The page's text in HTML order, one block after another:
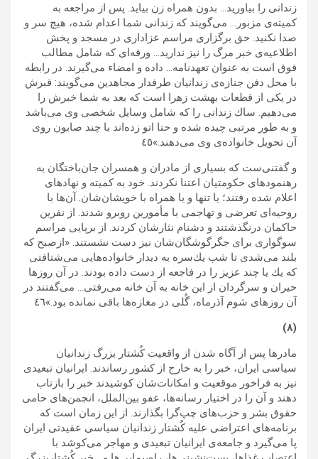
زندانى را بياوريد… بدون همراه زن بيايد. پس از مراجعه به
كميته‌ى مزبور… مى‌گويند كه زندانى شما اعدام شده، هيچ سر و
صدا نكنيد. حق برگزارى مراسم عزادارى در مسجد و پخش
اطلاعيه‌ى خبر مرگ را نيز نداريد… ورقه‌اى كه شامل مطالب
فوق است به عنوان تعهدنامه… داده و امضاء مى‌گيرند. در رابطه
با محل دفن جنازه‌ى زندانيان طرفدار مجاهدين مى‌گويند: قبرش
در يكى از قطعات بهشت زهرا است كه بعد به شما خبرش را
مى‌دهيم. ساك زندانى را كه شامل وسايل شخصى وى مى‌باشد
و به طور مرتبى چيده شده و حتا اتو زده‌اند با چند صابون روى
آن تحويل خانواده‌ى وى مى‌دهند.»٤٥
و گفتنى‌ست كه بسيارى از مادران و همسران جان‌باختگان به
رهنمودهاى حكومتيان اعتنا نكردند. خود به كميته‌ و نهادهاى
اعلام شده ‌رفتند؛ يا تنها و يا همراه با خويشان‌شان. آن‌ها با
روحيه‌اى تعرضى و تهاجمى با مأمورين روبرو ‌شدند. از نفرين
حاكمان درنگذشتند و دشنام نثارشان کردند. از برپايى مراسم
سوگوارى براى جگرگوشگان‌شان نیز دست نشستند. «ازصبح كه
بلند مى‌شدى تا شب يك‌سره به ديدار خانواده‌هايى مى‌شتافتى
كه يك يا چند عزيز را در فاجعه از دست داده بودند. در آن روزها
حيران و سرگردان از اين خانه به آن خانه مى‌رفتى… مى‌گفتند در
آن روزهاى شوم آذرماه، گُلى در مغازه‌ها باقى نمانده بود.»٤٦
(٨)
مادرها پس از آگاه شدن از واقعیت كُشتار بزرگ زندانيان
سياسى ايران، خبر را به خارج از كشور ‌رساندند. ايرانيان تبعيدى
نيز به فراخور موقعيت و امكانات‌شان كوشيدند خبر را بازتاب
دهند و آن را در اختيار رسانه‌ها، عفو بين‌الملل، انجمن‌هاى حامى
حقوق بشر و حزب‌هاى چپ‌گرا بگذارند. از اين زمان است كه
برنامه‌هاى اعتراضى عليه كُشتار زندانيان سياسى عقيدتى ايران
پا مى‌گيرد و جامعه‌ى ايرانيان تبعيدى و مهاجر مى‌كوشد با